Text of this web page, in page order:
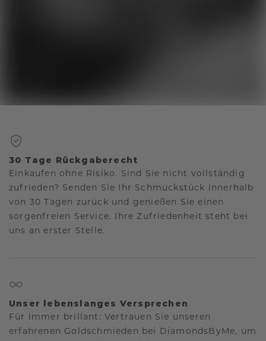
30 Tage Rückgaberecht
Einkaufen ohne Risiko. Sind Sie nicht vollständig
zufrieden? Senden Sie Ihr Schmuckstück innerhalb
von 30 Tagen zurück und genießen Sie einen
sorgenfreien Service. Ihre Zufriedenheit steht bei
uns an erster Stelle.
Unser lebenslanges Versprechen
Für immer brillant: Vertrauen Sie unseren
erfahrenen Goldschmieden bei DiamondsByMe, um